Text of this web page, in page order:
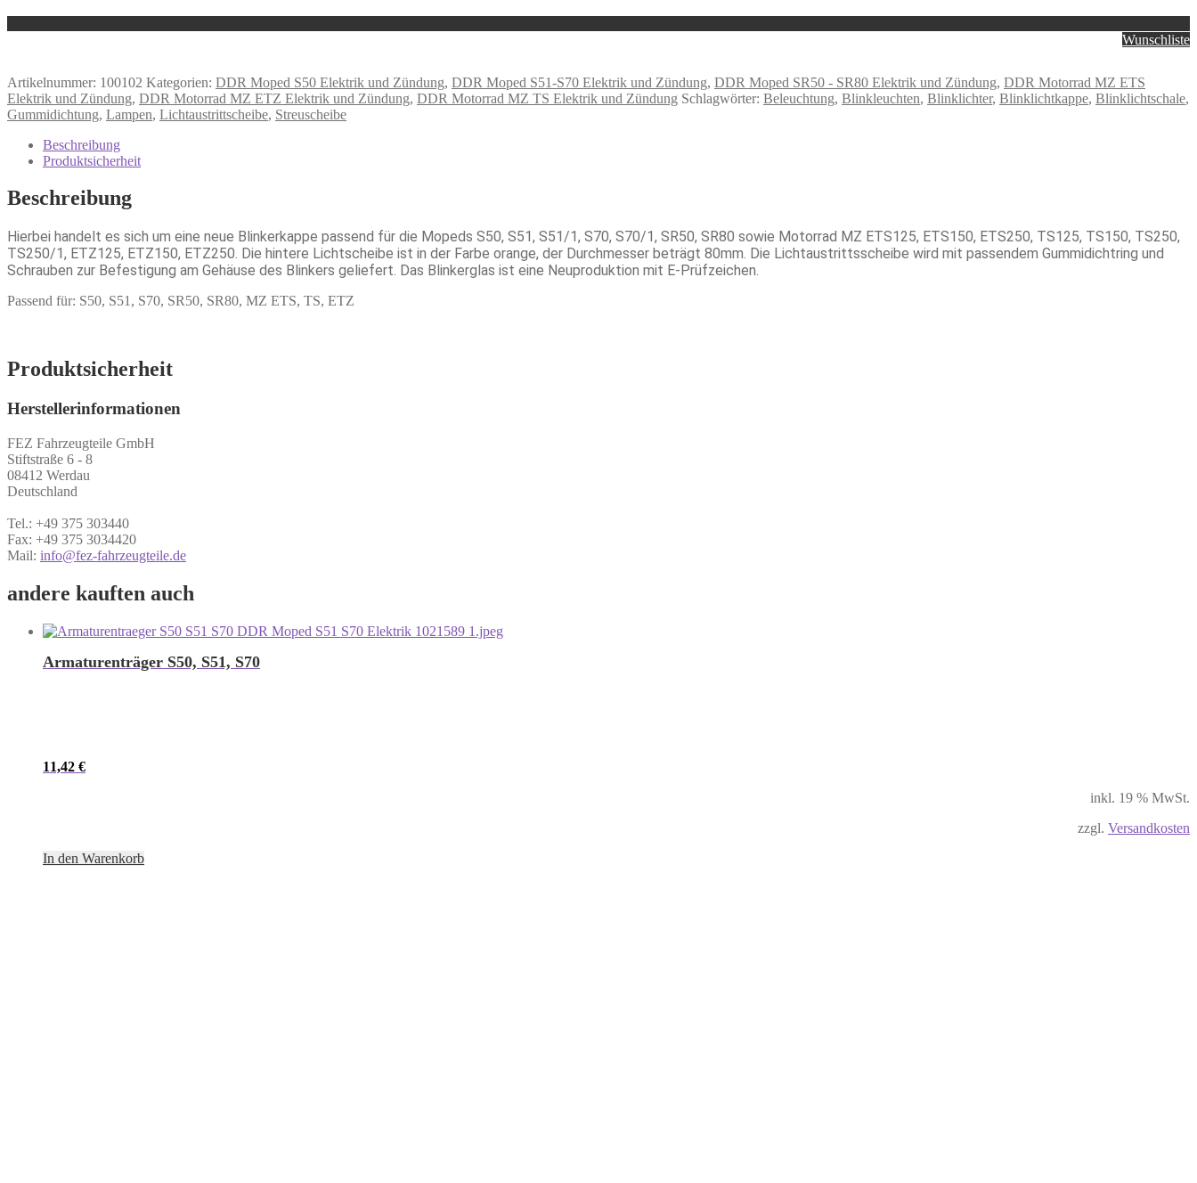
Wunschliste
Artikelnummer: 100102 Kategorien: DDR Moped S50 Elektrik und Zündung, DDR Moped S51-S70 Elektrik und Zündung, DDR Moped SR50 - SR80 Elektrik und Zündung, DDR Motorrad MZ ETS
Elektrik und Zündung, DDR Motorrad MZ ETZ Elektrik und Zündung, DDR Motorrad MZ TS Elektrik und Zündung Schlagwörter: Beleuchtung, Blinkleuchten, Blinklichter, Blinklichtkappe, Blinklichtschale,
Gummidichtung, Lampen, Lichtaustrittscheibe, Streuscheibe
Beschreibung
Produktsicherheit
Beschreibung
Hierbei handelt es sich um eine neue Blinkerkappe passend für die Mopeds S50, S51, S51/1, S70, S70/1, SR50, SR80 sowie Motorrad MZ ETS125, ETS150, ETS250, TS125, TS150, TS250,
TS250/1, ETZ125, ETZ150, ETZ250. Die hintere Lichtscheibe ist in der Farbe orange, der Durchmesser beträgt 80mm. Die Lichtaustrittsscheibe wird mit passendem Gummidichtring und
Schrauben zur Befestigung am Gehäuse des Blinkers geliefert. Das Blinkerglas ist eine Neuproduktion mit E-Prüfzeichen.
Passend für: S50, S51, S70, SR50, SR80, MZ ETS, TS, ETZ
Produktsicherheit
Herstellerinformationen
FEZ Fahrzeugteile GmbH
Stiftstraße 6 - 8
08412 Werdau
Deutschland
Tel.: +49 375 303440
Fax: +49 375 3034420
Mail: info@fez-fahrzeugteile.de
andere kauften auch
Armaturenträger S50, S51, S70
11,42 €
inkl. 19 % MwSt.
zzgl. Versandkosten
In den Warenkorb